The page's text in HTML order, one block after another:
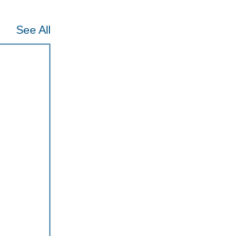
See All